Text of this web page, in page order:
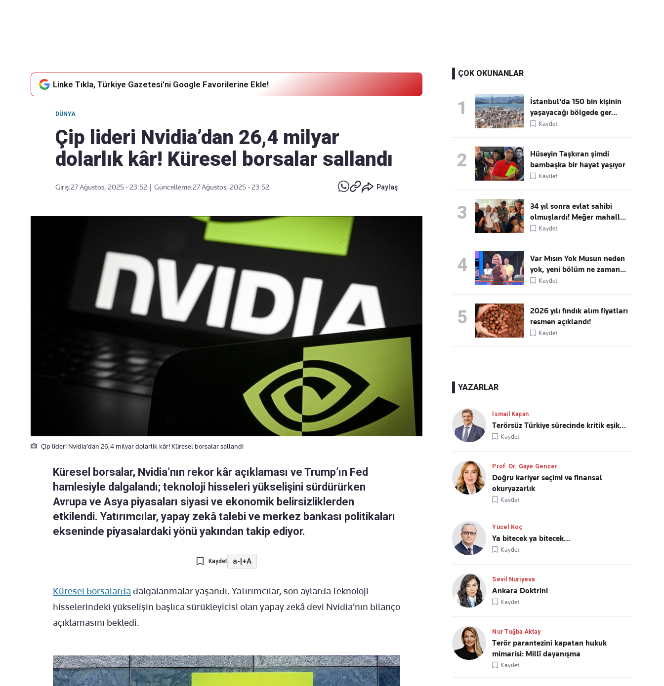
Linke Tıkla, Türkiye Gazetesi'ni Google Favorilerine Ekle!
DÜNYA
Çip lideri Nvidia’dan 26,4 milyar
dolarlık kâr! Küresel borsalar sallandı
Giriş:27 Ağustos, 2025 - 23:52 Güncelleme:27 Ağustos, 2025 - 23:52 Paylaş
Çip lideri Nvidia’dan 26,4 milyar dolarlik kâr! Küresel borsalar sallandi
Küresel borsalar, Nvidia’nın rekor kâr açıklaması ve Trump’ın Fed
hamlesiyle dalgalandı; teknoloji hisseleri yükselişini sürdürürken
Avrupa ve Asya piyasaları siyasi ve ekonomik belirsizliklerden
etkilendi. Yatırımcılar, yapay zekâ talebi ve merkez bankası politikaları
ekseninde piyasalardaki yönü yakından takip ediyor.
Kaydet a-|+A
Küresel borsalarda dalgalanmalar yaşandı. Yatırımcılar, son aylarda teknoloji
hisselerindeki yükselişin başlıca sürükleyicisi olan yapay zekâ devi Nvidia’nın bilanço
açıklamasını bekledi.
ÇOK OKUNANLAR
1
İstanbul'da 150 bin kişinin
yaşayacağı bölgede ger...
Kaydet
2
Hüseyin Taşkıran şimdi
bambaşka bir hayat yaşıyor
Kaydet
3
34 yıl sonra evlat sahibi
olmuşlardı! Meğer mahall...
Kaydet
4
Var Mısın Yok Musun neden
yok, yeni bölüm ne zaman...
Kaydet
5
2026 yılı fındık alım fiyatları
resmen açıklandı!
Kaydet
YAZARLAR
İsmail Kapan
Terörsüz Türkiye sürecinde kritik eşik…
Kaydet
Prof. Dr. Gaye Gencer
Doğru kariyer seçimi ve finansal
okuryazarlık
Kaydet
Yücel Koç
Ya bitecek ya bitecek…
Kaydet
Sevil Nuriyeva
Ankara Doktrini
Kaydet
Nur Tuğba Aktay
Terör parantezini kapatan hukuk
mimarisi: Millî dayanışma
Kaydet